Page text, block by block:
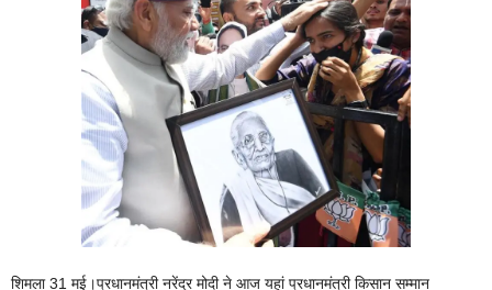
शिमला 31 मई।प्रधानमंत्री नरेंद्र मोदी ने आज यहां प्रधानमंत्री किसान सम्मान